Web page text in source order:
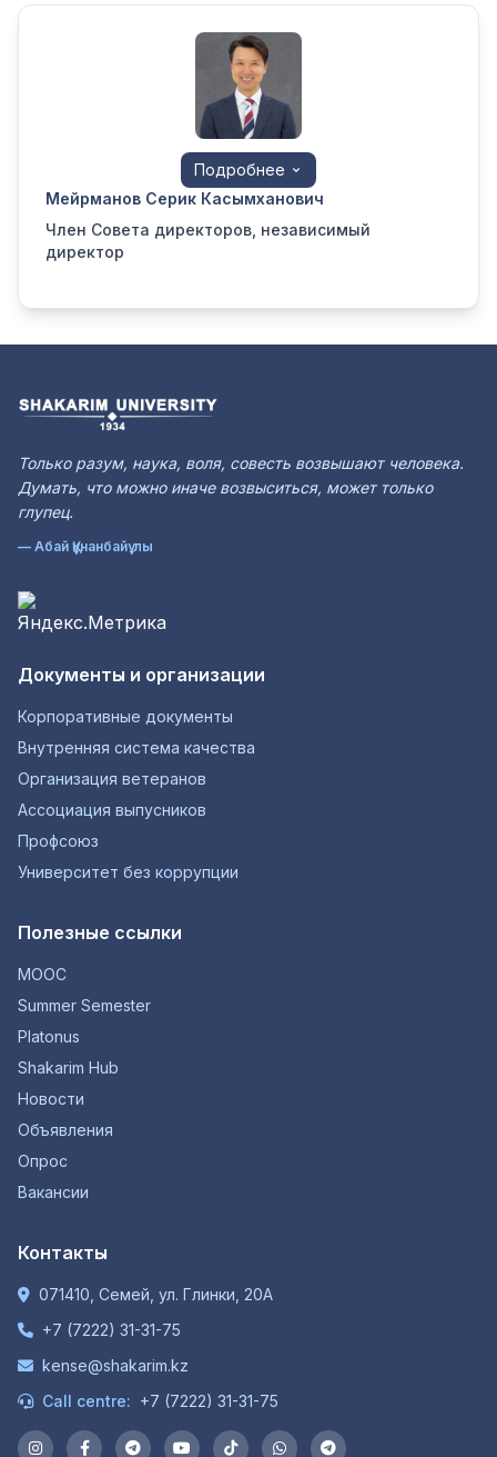
Подробнее
М​е​й​p​м​a​н​o​в ​ C​e​p​и​к ​ К​a​с​ы​м​х​a​н​o​в​и​ч
Член Совета директоров, независимый
директор
Только разум, наука, воля, совесть возвышают человека.
Думать, что можно иначе возвыситься, может только
глупец.
— Абай Құнанбайұлы
Документы и организации
Корпоративные документы
Внутренняя система качества
Организация ветеранов
Ассоциация выпусников
Профсоюз
Университет без коррупции
Полезные ссылки
MOOC
Summer Semester
Platonus
Shakarim Hub
Новости
Объявления
Опрос
Вакансии
Контакты
071410, Семей, ул. Глинки, 20А
+7 (7222) 31-31-75
kense@shakarim.kz
Call centre: +7 (7222) 31-31-75